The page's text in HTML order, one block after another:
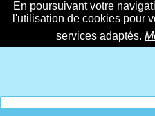
En poursuivant votre
l'utilisation de cookies pour
services adaptés.